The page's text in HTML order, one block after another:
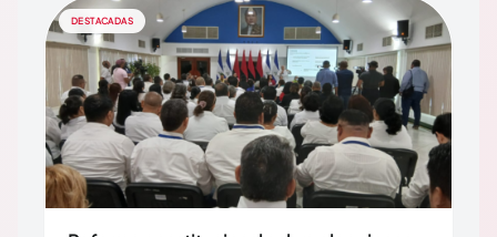
DESTACADAS